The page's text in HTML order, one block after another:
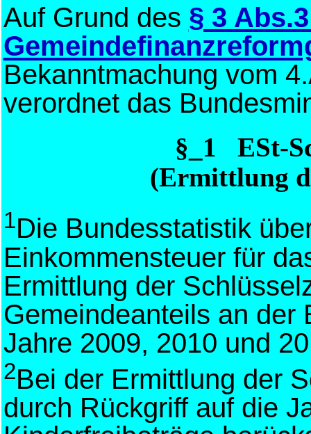
Auf Grund des § 3
Bekanntmachung vom
verordnet das
§_1 ESt-
(Ermittlung
1Die Bundesstatistik
Einkommensteuer für
Ermittlung der
Gemeindeanteils an der
Jahre 2009, 2010 und
2Bei der Ermittlung der
durch Rückgriff auf die